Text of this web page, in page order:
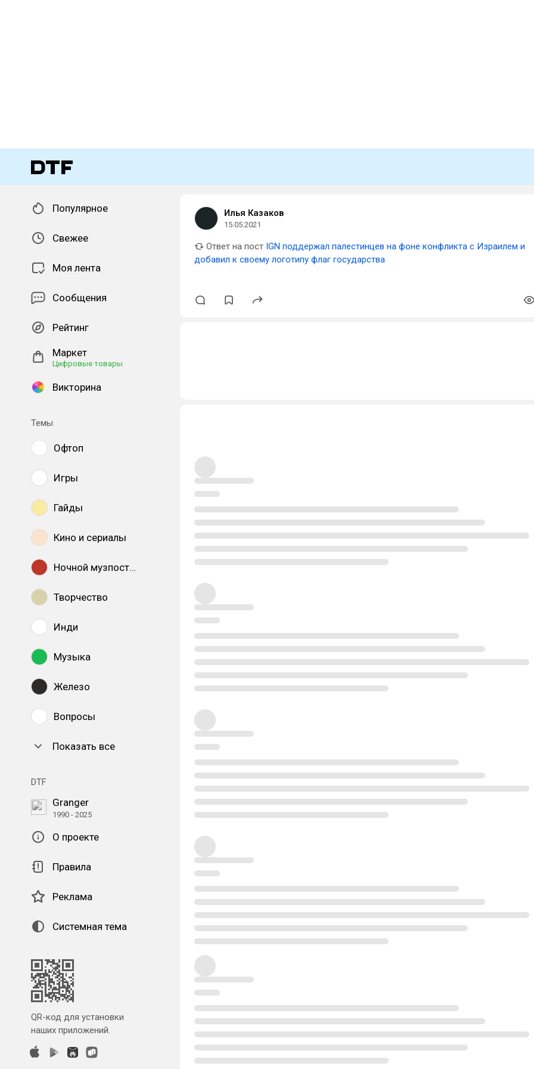
Популярное
Свежее
Моя лента
Сообщения
Рейтинг
Маркет
Цифровые товары
Викторина
Темы
Офтоп
Игры
Гайды
Кино и сериалы
Ночной музпостинг
Творчество
Инди
Музыка
Железо
Вопросы
Показать все
DTF
Granger
1990 - 2025
О проекте
Правила
Реклама
Системная тема
QR-код для установки
наших приложений.
Илья Казаков
15.05.2021
Ответ на пост IGN поддержал палестинцев на фоне конфликта с Израилем и
добавил к своему логотипу флаг государства